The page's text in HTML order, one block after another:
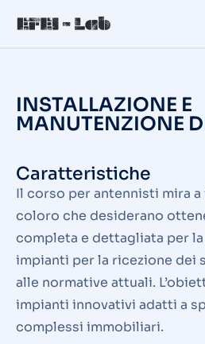
INSTALLAZIONE E
MANUTENZIONE
Caratteristiche
Il corso per antennisti mira
coloro che desiderano
completa e dettagliata per
impianti per la ricezione dei
alle normative attuali.
impianti innovativi adatti a
complessi immobiliari.